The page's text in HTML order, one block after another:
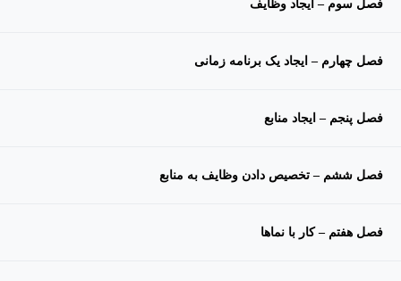
فصل سوم – ایجاد وظایف
فصل چهارم – ایجاد یک برنامه زمانی
فصل پنجم – ایجاد منابع
فصل ششم – تخصیص دادن وظایف به منابع
فصل هفتم – کار با نماها